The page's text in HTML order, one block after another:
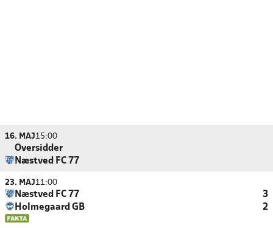
16. MAJ15:00
Oversidder
Næstved FC 77
23. MAJ11:00
Næstved FC 77
3
Holmegaard GB
2